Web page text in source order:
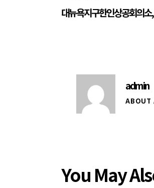
대뉴욕지구한인상공회의
admin
ABOUT
You May